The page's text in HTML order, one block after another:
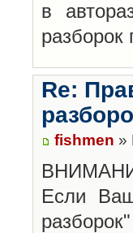
в
разборок
Re:
fishmen »
Если